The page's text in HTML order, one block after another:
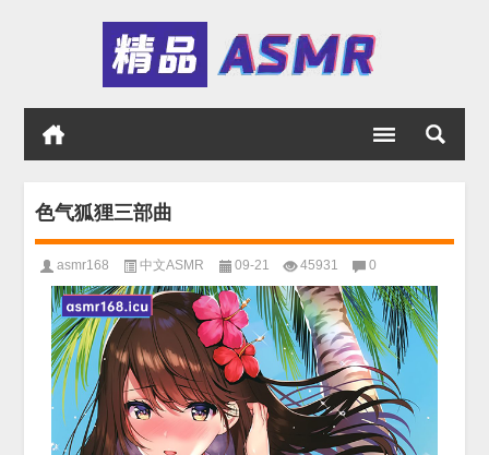
色气狐狸三部曲
asmr168 中文ASMR 09-21 45931 0